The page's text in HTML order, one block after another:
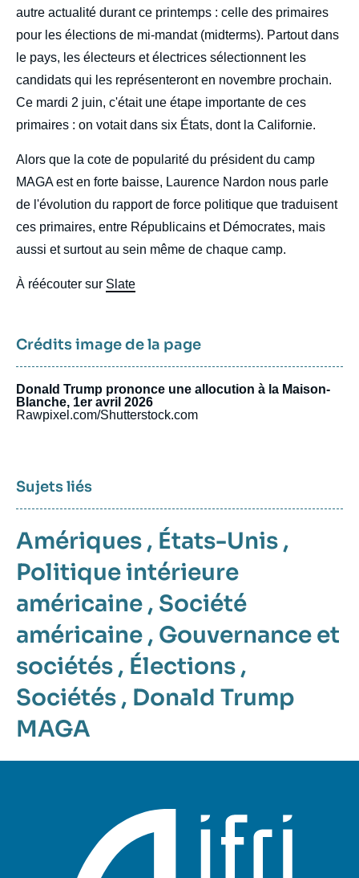
autre actualité durant ce printemps : celle des primaires
pour les élections de mi-mandat (midterms). Partout dans
le pays, les électeurs et électrices sélectionnent les
candidats qui les représenteront en novembre prochain.
Ce mardi 2 juin, c'était une étape importante de ces
primaires : on votait dans six États, dont la Californie.
Alors que la cote de popularité du président du camp
MAGA est en forte baisse, Laurence Nardon nous parle
de l'évolution du rapport de force politique que traduisent
ces primaires, entre Républicains et Démocrates, mais
aussi et surtout au sein même de chaque camp.
À réécouter sur Slate
Crédits image de la page
Donald Trump prononce une allocution à la Maison-
Blanche, 1er avril 2026
Rawpixel.com/Shutterstock.com
Sujets liés
Amériques , États-Unis ,
Politique intérieure
américaine , Société
américaine , Gouvernance et
sociétés , Élections ,
Sociétés , Donald Trump
MAGA